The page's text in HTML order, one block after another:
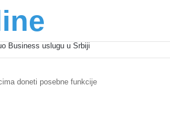
regionu
doneti posebne funkcije